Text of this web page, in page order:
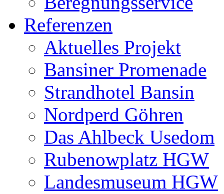
Referenzen
Aktuelles Projekt
Bansiner Promenade
Strandhotel Bansin
Nordperd Göhren
Das Ahlbeck Usedom
Rubenowplatz HGW
Landesmuseum HGW